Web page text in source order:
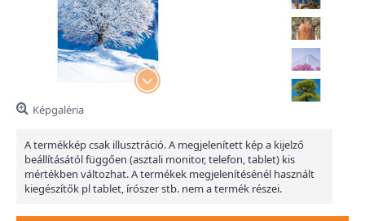
Képgaléria
A termékkép csak illusztráció. A megjelenített kép a kijelző
beállításától függően (asztali monitor, telefon, tablet) kis
mértékben változhat. A termékek megjelenítésénél használt
kiegészítők pl tablet, írószer stb. nem a termék részei.